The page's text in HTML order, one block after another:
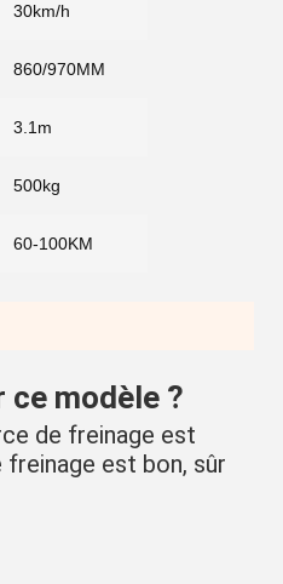
30km/h
860/970MM
3.1m
500kg
60-100KM
ce modèle ?
de freinage est
est bon, sûr